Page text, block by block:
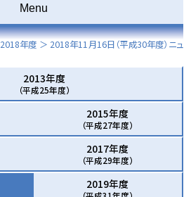
Menu
2018年度 ＞ 2018年11月16日 （平成30年度）ニュ
2013年度
（平成25年度）
2015年度
（平成27年度）
2017年度
（平成29年度）
2019年度